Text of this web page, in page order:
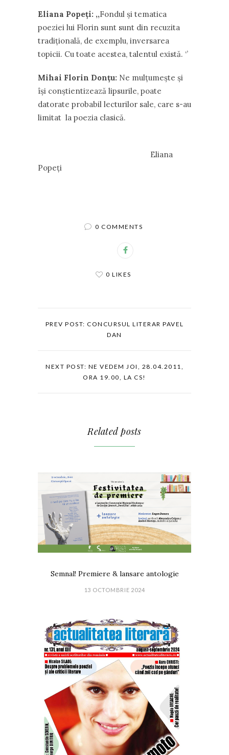
Eliana Popeţi: ,,Fondul şi tematica
poeziei lui Florin sunt sunt din recuzita
tradiţională, de exemplu, inversarea
topicii. Cu toate acestea, talentul există. ‘’
Mihai Florin Donţu: Ne mulţumeşte şi
îşi conştientizează lipsurile, poate
datorate probabil lecturilor sale, care s-au
limitat la poezia clasică.
Eliana
Popeţi
0 COMMENTS
0 LIKES
PREV POST: CONCURSUL LITERAR PAVEL
DAN
NEXT POST: NE VEDEM JOI, 28.04.2011,
ORA 19.00, LA CS!
Related posts
Semnal! Premiere & lansare antologie
13 OCTOMBRIE 2024